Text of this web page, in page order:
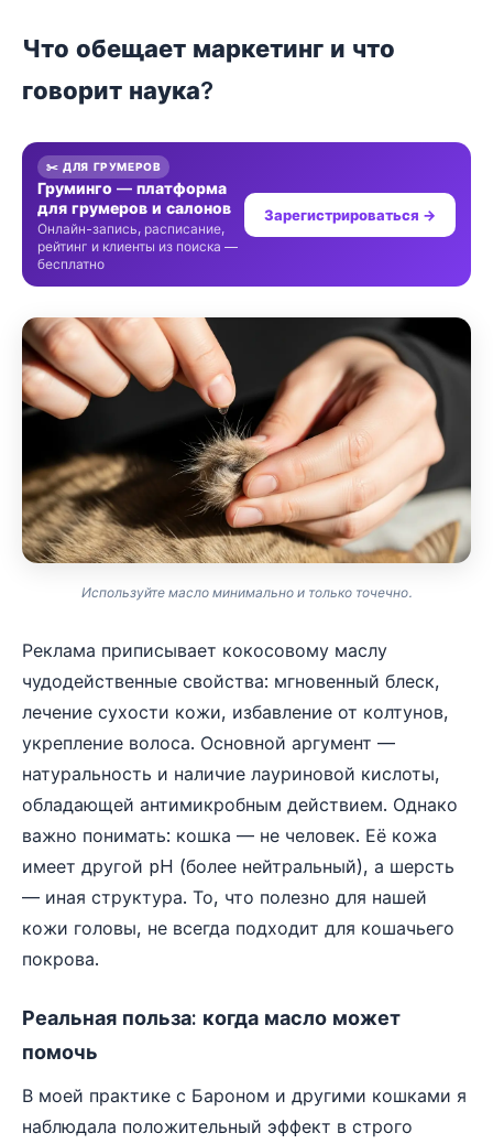
Что обещает маркетинг и что
говорит наука?
✂️ ДЛЯ ГРУМЕРОВ
Груминго — платформа
для грумеров и салонов
Онлайн-запись, расписание,
рейтинг и клиенты из поиска —
бесплатно
Зарегистрироваться →
Используйте масло минимально и только точечно.
Реклама приписывает кокосовому маслу
чудодейственные свойства: мгновенный блеск,
лечение сухости кожи, избавление от колтунов,
укрепление волоса. Основной аргумент —
натуральность и наличие лауриновой кислоты,
обладающей антимикробным действием. Однако
важно понимать: кошка — не человек. Её кожа
имеет другой pH (более нейтральный), а шерсть
— иная структура. То, что полезно для нашей
кожи головы, не всегда подходит для кошачьего
покрова.
Реальная польза: когда масло может
помочь
В моей практике с Бароном и другими кошками я
наблюдала положительный эффект в строго